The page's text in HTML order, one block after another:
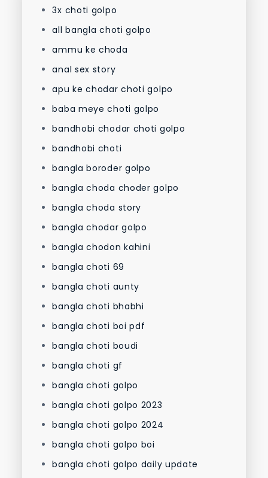
3x choti golpo
all bangla choti golpo
ammu ke choda
anal sex story
apu ke chodar choti golpo
baba meye choti golpo
bandhobi chodar choti golpo
bandhobi choti
bangla boroder golpo
bangla choda choder golpo
bangla choda story
bangla chodar golpo
bangla chodon kahini
bangla choti 69
bangla choti aunty
bangla choti bhabhi
bangla choti boi pdf
bangla choti boudi
bangla choti gf
bangla choti golpo
bangla choti golpo 2023
bangla choti golpo 2024
bangla choti golpo boi
bangla choti golpo daily update